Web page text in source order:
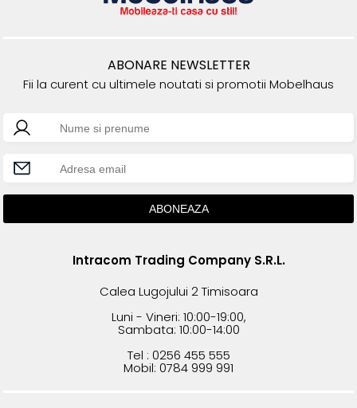
ABONARE NEWSLETTER
Fii la curent cu ultimele noutati si promotii Mobelhaus
Intracom Trading Company S.R.L.
Calea Lugojului 2 Timisoara
Luni - Vineri: 10:00-19:00,
Sambata: 10:00-14:00
Tel : 0256 455 555
Mobil: 0784 999 991